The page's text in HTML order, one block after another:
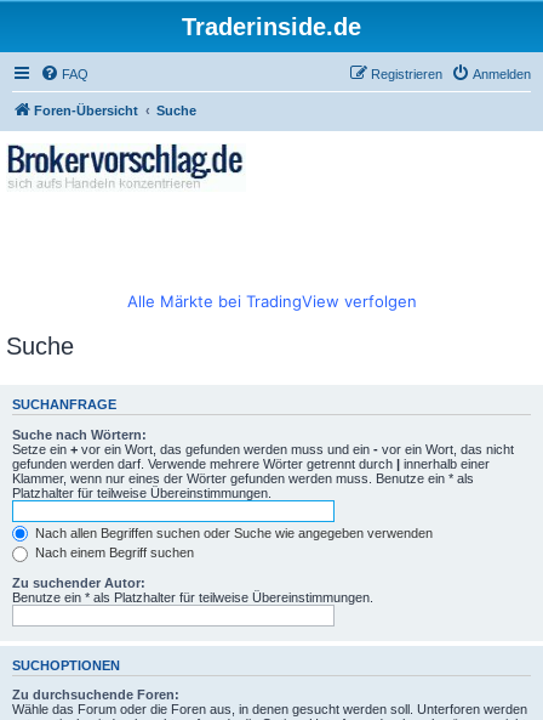
Traderinside.de
FAQ Anmelden
Registrieren
Foren-Übersicht Suche
Alle Märkte bei TradingView verfolgen
Suche
SUCHANFRAGE
Suche nach Wörtern:
Setze ein + vor ein Wort, das gefunden werden muss und ein - vor ein Wort, das nicht
gefunden werden darf. Verwende mehrere Wörter getrennt durch | innerhalb einer
Klammer, wenn nur eines der Wörter gefunden werden muss. Benutze ein * als
Platzhalter für teilweise Übereinstimmungen.
Nach allen Begriffen suchen oder Suche wie angegeben verwenden
Nach einem Begriff suchen
Zu suchender Autor:
Benutze ein * als Platzhalter für teilweise Übereinstimmungen.
SUCHOPTIONEN
Zu durchsuchende Foren:
Wähle das Forum oder die Foren aus, in denen gesucht werden soll. Unterforen werden